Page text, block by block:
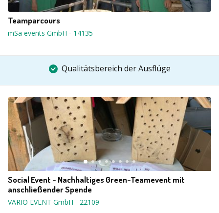
Teamparcours
mSa events GmbH - 14135
Qualitätsbereich der Ausflüge
Social Event - Nachhaltiges Green-Teamevent mit
anschließender Spende
VARIO EVENT GmbH - 22109